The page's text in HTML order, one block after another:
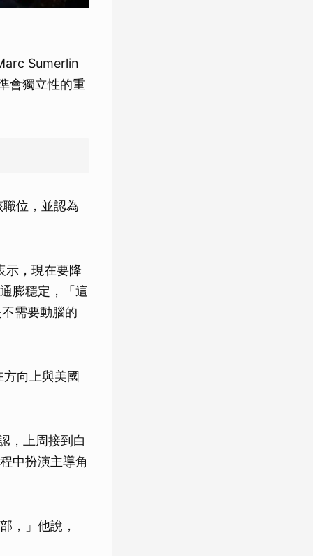
Sumerlin
會獨立性的重
位，並認為
示，現在要降
膨穩定，「這
需要動腦的
向上與美國
，上周接到白
中扮演主導角
，」他說，